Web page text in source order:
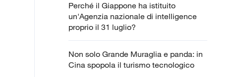
Perché il Giappone ha istituito
un'Agenzia nazionale di intelligence
proprio il 31 luglio?
Non solo Grande Muraglia e panda: in
Cina spopola il turismo tecnologico